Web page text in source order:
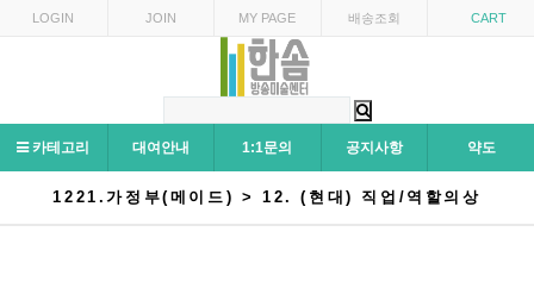
LOGIN JOIN MY PAGE 배송조회 CART
카테고리 대여안내 1:1문의 공지사항 약도
1221.가정부(메이드) > 12. (현대) 직업/역할의상